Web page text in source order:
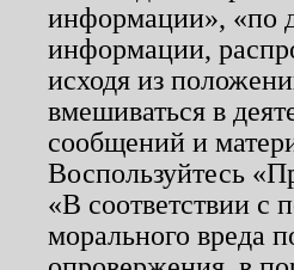
информации», «по
информации,
исходя из
вмешиваться в
сообщений и
Воспользуйтесь
«В соответствии с
морального вреда